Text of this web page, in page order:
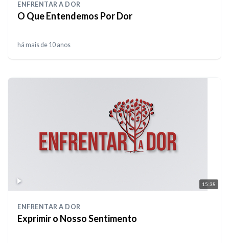
ENFRENTAR A DOR
O Que Entendemos Por Dor
há mais de 10 anos
15:38
ENFRENTAR A DOR
Exprimir o Nosso Sentimento